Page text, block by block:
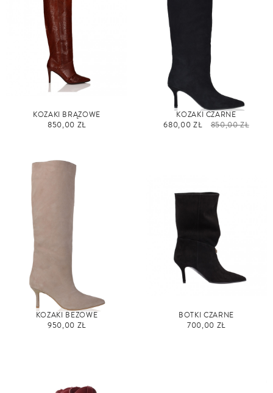
KOZAKI BRĄZOWE
850,00 ZŁ
KOZAKI CZARNE
680,00 ZŁ 850,00 ZŁ
KOZAKI BEŻOWE
950,00 ZŁ
BOTKI CZARNE
700,00 ZŁ